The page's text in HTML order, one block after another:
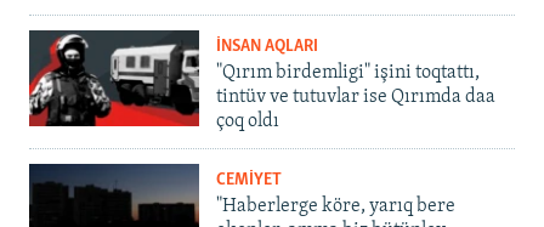
İNSAN AQLARI
"Qırım birdemligi" işini toqtattı,
tintüv ve tutuvlar ise Qırımda daa
çoq oldı
CEMİYET
"Haberlerge köre, yarıq bere